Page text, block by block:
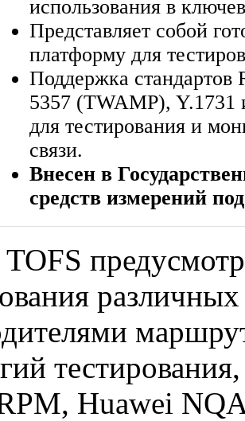
использования в
Представляет собой
платформу для
Поддержка стандартов
5357 (TWAMP), Y.1731
для тестирования и
связи.
Внесен в
средств измерений
Huawei